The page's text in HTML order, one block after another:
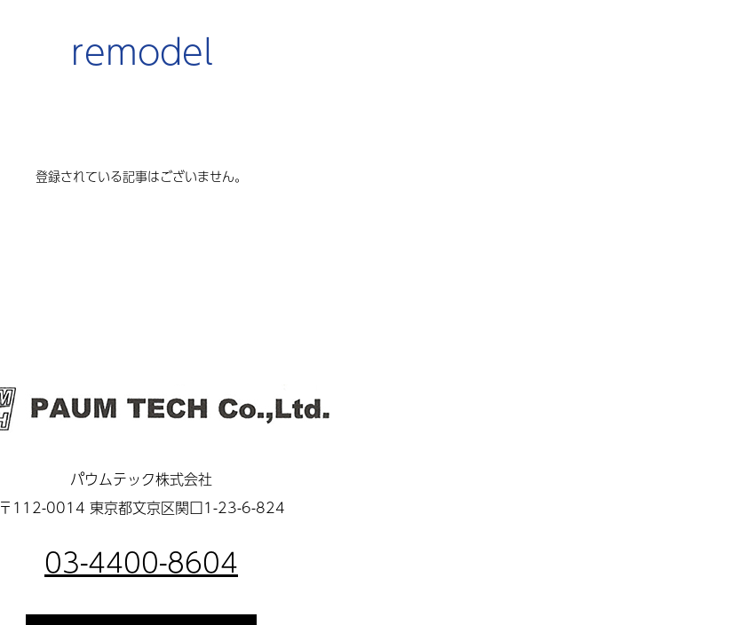
remodel
登録されている記事はございません。
パウムテック株式会社
〒112-0014 東京都文京区関口1-23-6-824
03-4400-8604